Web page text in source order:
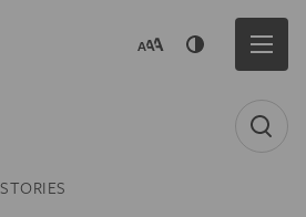
STORIES